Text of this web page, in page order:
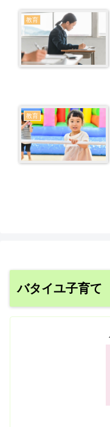
教育
教育
バタイユ子育て